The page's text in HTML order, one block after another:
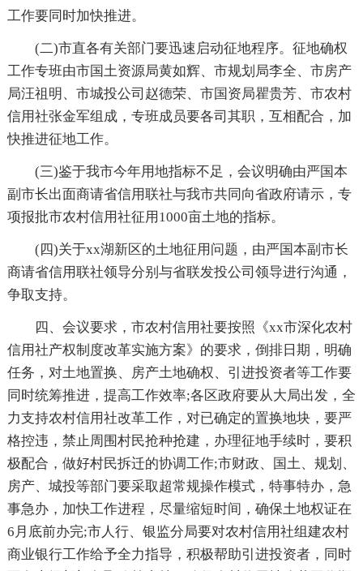
工作要同时加快推进。
(二)市直各有关部门要迅速启动征地程序。征地确权
工作专班由市国土资源局黄如辉、市规划局李全、市房产
局汪祖明、市城投公司赵德荣、市国资局瞿贵芳、市农村
信用社张金军组成，专班成员要各司其职，互相配合，加
快推进征地工作。
(三)鉴于我市今年用地指标不足，会议明确由严国本
副市长出面商请省信用联社与我市共同向省政府请示，专
项报批市农村信用社征用1000亩土地的指标。
(四)关于xx湖新区的土地征用问题，由严国本副市长
商请省信用联社领导分别与省联发投公司领导进行沟通，
争取支持。
四、会议要求，市农村信用社要按照《xx市深化农村
信用社产权制度改革实施方案》的要求，倒排日期，明确
任务，对土地置换、房产土地确权、引进投资者等工作要
同时统筹推进，提高工作效率;各区政府要从大局出发，全
力支持农村信用社改革工作，对已确定的置换地块，要严
格控违，禁止周围村民抢种抢建，办理征地手续时，要积
极配合，做好村民拆迁的协调工作;市财政、国土、规划、
房产、城投等部门要采取超常规操作模式，特事特办，急
事急办，加快工作进程，尽量缩短时间，确保土地权证在
6月底前办完;市人行、银监分局要对农村信用社组建农村
商业银行工作给予全力指导，积极帮助引进投资者，同时